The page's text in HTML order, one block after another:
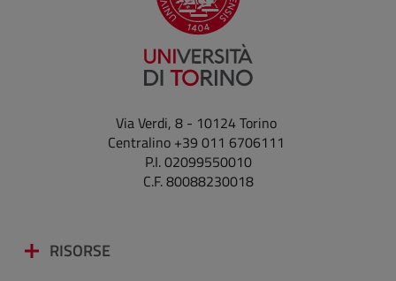
Via Verdi, 8 - 10124 Torino
Centralino +39 011 6706111
P.I. 02099550010
C.F. 80088230018
RISORSE